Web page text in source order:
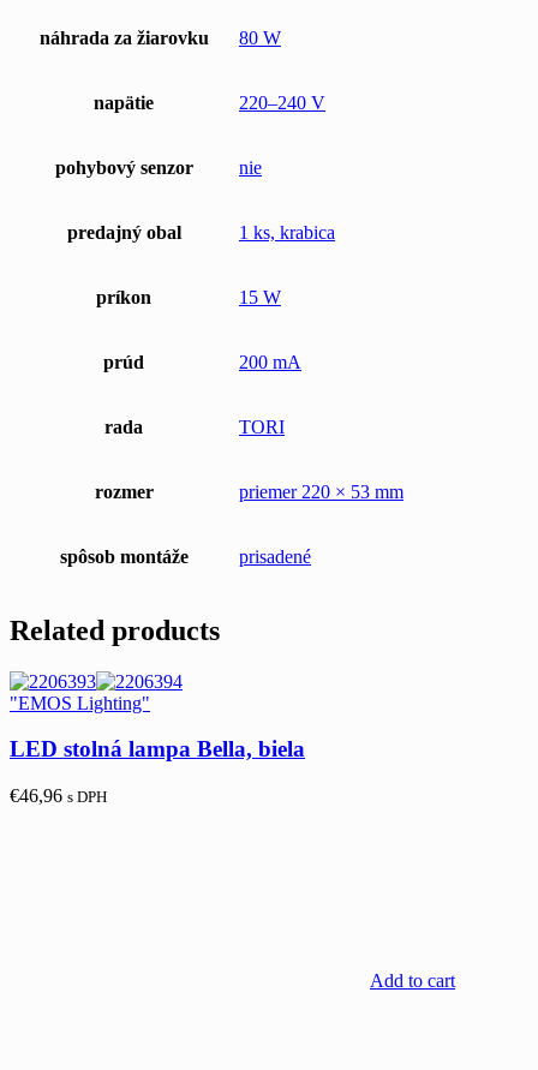
náhrada za žiarovku 80 W
napätie 220–240 V
pohybový senzor nie
predajný obal 1 ks, krabica
príkon 15 W
prúd 200 mA
rada TORI
rozmer priemer 220 × 53 mm
spôsob montáže prisadené
Related products
"EMOS Lighting"
LED stolná lampa Bella, biela
€46,96 s DPH
Add to cart